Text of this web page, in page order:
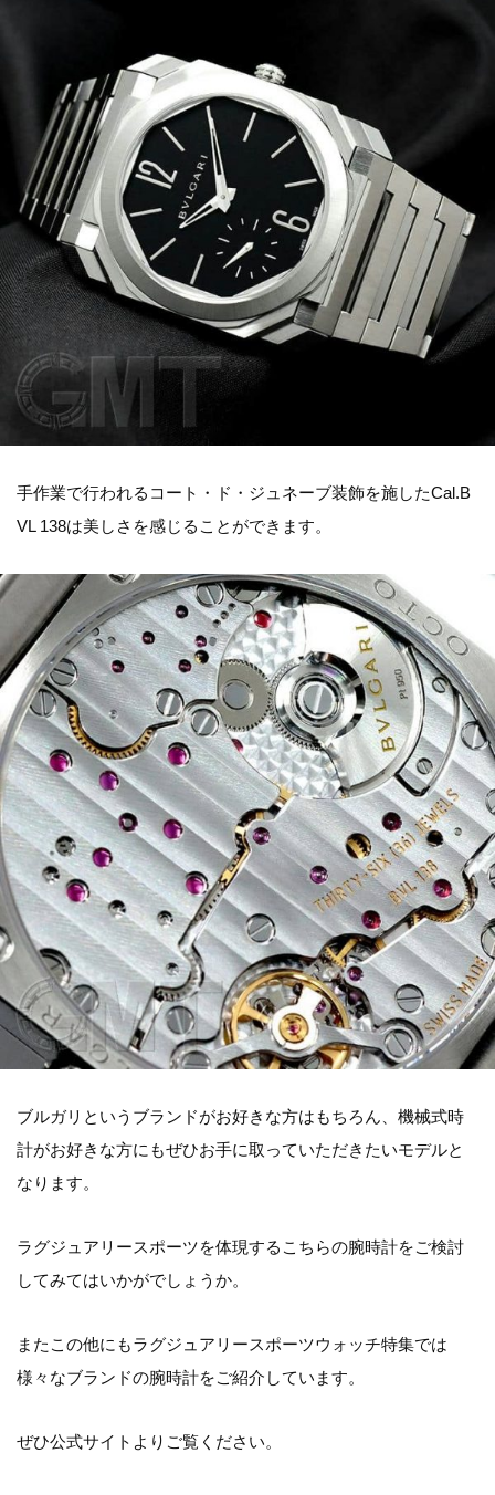
手作業で行われるコート・ド・ジュネーブ装飾を施したCal.B
VL 138は美しさを感じることができます。
ブルガリというブランドがお好きな方はもちろん、機械式時
計がお好きな方にもぜひお手に取っていただきたいモデルと
なります。
ラグジュアリースポーツを体現するこちらの腕時計をご検討
してみてはいかがでしょうか。
またこの他にもラグジュアリースポーツウォッチ特集では
様々なブランドの腕時計をご紹介しています。
ぜひ公式サイトよりご覧ください。